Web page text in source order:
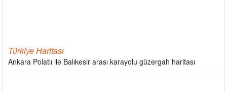
Türkiye Haritası
Ankara Polatlı ile Balıkesir arası karayolu güzergah haritası